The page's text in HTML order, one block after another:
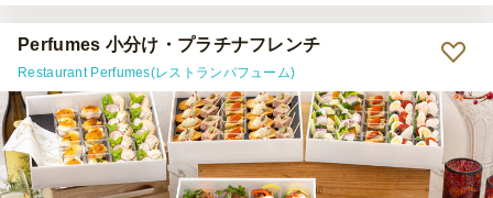
Perfumes 小分け・プラチナフレンチ
Restaurant Perfumes(レストランパフューム)